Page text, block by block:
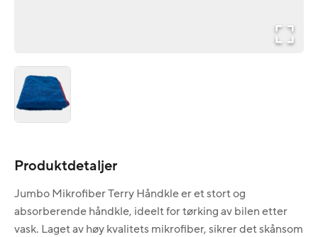
Produktdetaljer
Jumbo Mikrofiber Terry Håndkle er et stort og
absorberende håndkle, ideelt for tørking av bilen etter
vask. Laget av høy kvalitets mikrofiber, sikrer det skånsom